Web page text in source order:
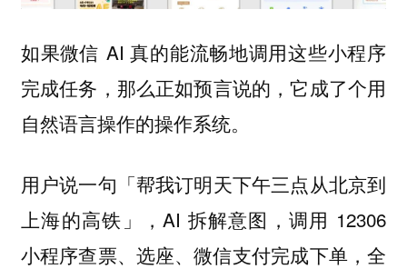
如果微信 AI 真的能流畅地调用这些小程序
完成任务，那么正如预言说的，它成了个用
自然语言操作的操作系统。
用户说一句「帮我订明天下午三点从北京到
上海的高铁」，AI 拆解意图，调用 12306
小程序查票、选座、微信支付完成下单，全